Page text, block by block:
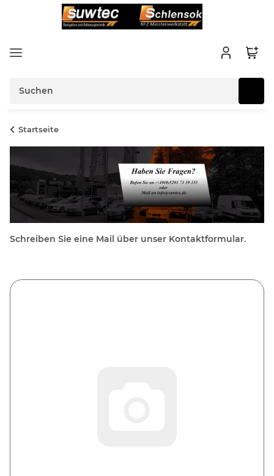
Startseite
Schreiben Sie eine Mail über unser Kontaktformular.